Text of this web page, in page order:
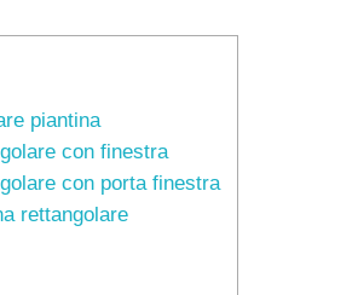
piantina
con finestra
con porta finestra
rettangolare